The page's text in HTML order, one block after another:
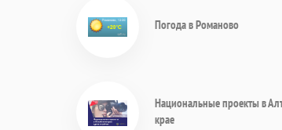
Погода в Романово
Национальные проекты в
крае